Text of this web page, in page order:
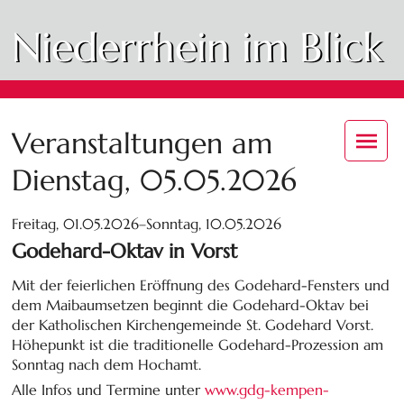
Niederrhein im Blick
Veranstaltungen am
Dienstag, 05.05.2026
Freitag, 01.05.2026–Sonntag, 10.05.2026
Godehard-Oktav in Vorst
Mit der feierlichen Eröffnung des Godehard-Fensters und
dem Maibaumsetzen beginnt die Godehard-Oktav bei
der Katholischen Kirchengemeinde St. Godehard Vorst.
Höhepunkt ist die traditionelle Godehard-Prozession am
Sonntag nach dem Hochamt.
Alle Infos und Termine unterwww.gdg-kempen-